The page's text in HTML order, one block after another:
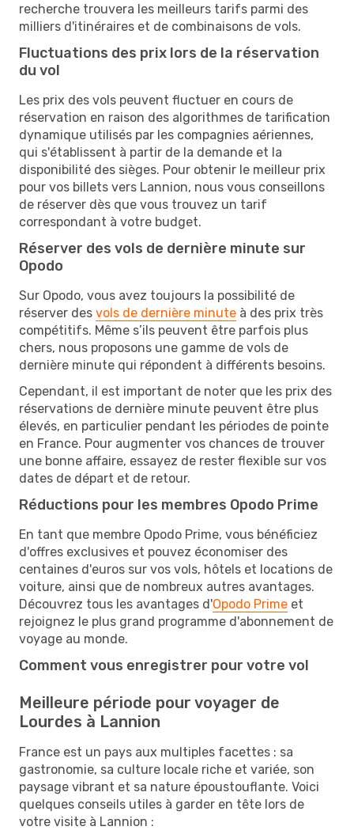
recherche trouvera les meilleurs tarifs parmi des
milliers d'itinéraires et de combinaisons de vols.
Fluctuations des prix lors de la réservation
du vol
Les prix des vols peuvent fluctuer en cours de
réservation en raison des algorithmes de tarification
dynamique utilisés par les compagnies aériennes,
qui s'établissent à partir de la demande et la
disponibilité des sièges. Pour obtenir le meilleur prix
pour vos billets vers Lannion, nous vous conseillons
de réserver dès que vous trouvez un tarif
correspondant à votre budget.
Réserver des vols de dernière minute sur
Opodo
Sur Opodo, vous avez toujours la possibilité de
réserver des vols de dernière minute à des prix très
compétitifs. Même s’ils peuvent être parfois plus
chers, nous proposons une gamme de vols de
dernière minute qui répondent à différents besoins.
Cependant, il est important de noter que les prix des
réservations de dernière minute peuvent être plus
élevés, en particulier pendant les périodes de pointe
en France. Pour augmenter vos chances de trouver
une bonne affaire, essayez de rester flexible sur vos
dates de départ et de retour.
Réductions pour les membres Opodo Prime
En tant que membre Opodo Prime, vous bénéficiez
d'offres exclusives et pouvez économiser des
centaines d'euros sur vos vols, hôtels et locations de
voiture, ainsi que de nombreux autres avantages.
Découvrez tous les avantages d'Opodo Prime et
rejoignez le plus grand programme d'abonnement de
voyage au monde.
Comment vous enregistrer pour votre vol
Meilleure période pour voyager de
Lourdes à Lannion
France est un pays aux multiples facettes : sa
gastronomie, sa culture locale riche et variée, son
paysage vibrant et sa nature époustouflante. Voici
quelques conseils utiles à garder en tête lors de
votre visite à Lannion :